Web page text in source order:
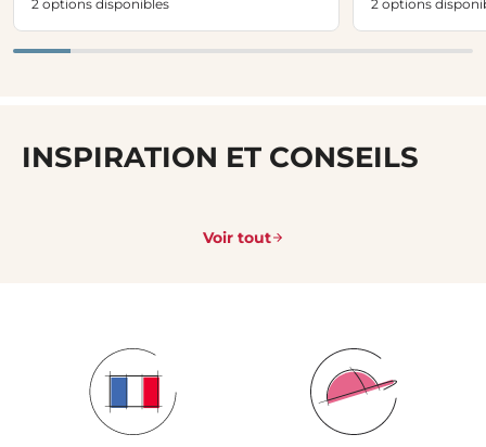
2 options disponibles 2 options
INSPIRATION ET CONSEILS
Voir tout